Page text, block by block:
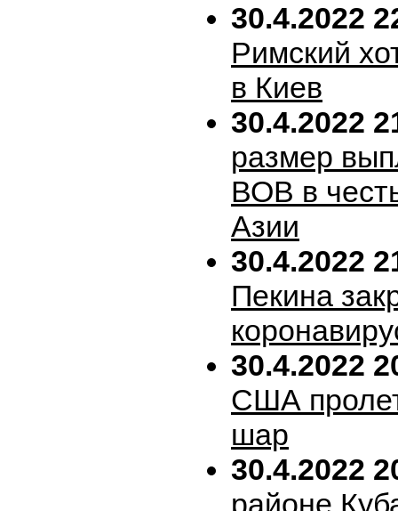
30.4.2022
Римский
в Киев
30.4.2022
размер
ВОВ в
Азии
30.4.2022
Пекина
30.4.2022
США
шар
30.4.2022
районе